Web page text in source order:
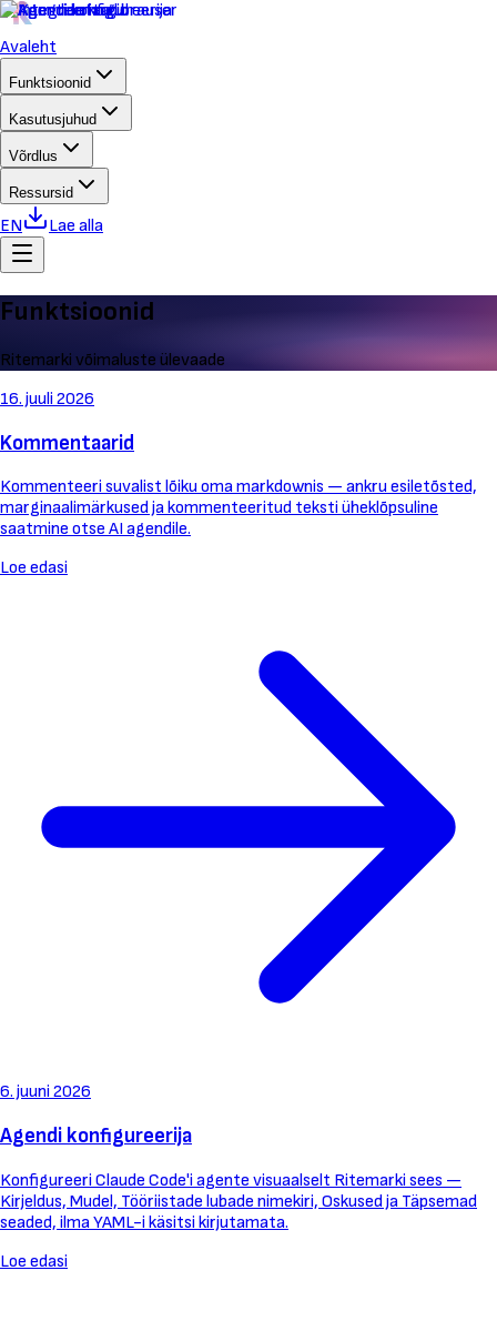
Avaleht
Funktsioonid
Kasutusjuhud
Võrdlus
Ressursid
EN Lae alla
Funktsioonid
Ritemarki võimaluste ülevaade
16. juuli 2026
Kommentaarid
Kommenteeri suvalist lõiku oma markdownis — ankru esiletõsted,
marginaalimärkused ja kommenteeritud teksti üheklõpsuline
saatmine otse AI agendile.
Loe edasi
6. juuni 2026
Agendi konfigureerija
Konfigureeri Claude Code'i agente visuaalselt Ritemarki sees —
Kirjeldus, Mudel, Tööriistade lubade nimekiri, Oskused ja Täpsemad
seaded, ilma YAML-i käsitsi kirjutamata.
Loe edasi